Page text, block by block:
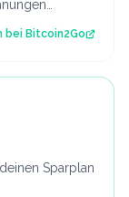
bei Bitcoin2Go
Sparplan